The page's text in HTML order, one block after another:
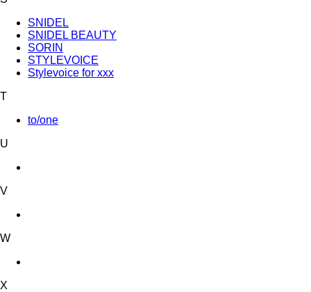
SNIDEL
SNIDEL BEAUTY
SORIN
STYLEVOICE
Stylevoice for xxx
T
to/one
U
V
W
X